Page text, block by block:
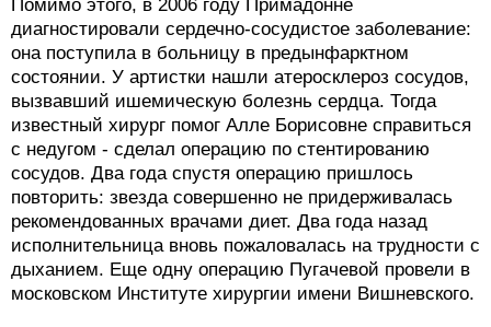
Помимо этого, в 2006 году Примадонне
диагностировали сердечно-сосудистое заболевание:
она поступила в больницу в предынфарктном
состоянии. У артистки нашли атеросклероз сосудов,
вызвавший ишемическую болезнь сердца. Тогда
известный хирург помог Алле Борисовне справиться
с недугом - сделал операцию по стентированию
сосудов. Два года спустя операцию пришлось
повторить: звезда совершенно не придерживалась
рекомендованных врачами диет. Два года назад
исполнительница вновь пожаловалась на трудности с
дыханием. Еще одну операцию Пугачевой провели в
московском Институте хирургии имени Вишневского.